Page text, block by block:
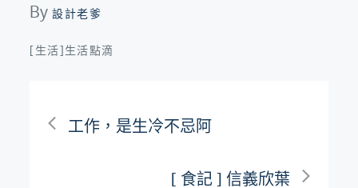
By設計老爹
[生活]生活點滴
文工作，是生冷不忌阿
[ 食記 ] 信義欣葉